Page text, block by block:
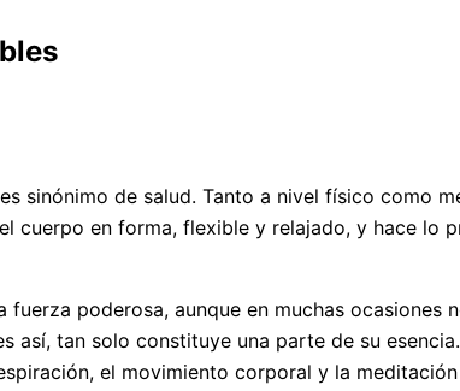
sinónimo de salud. Tanto a nivel físico como
cuerpo en forma, flexible y relajado, y hace
fuerza poderosa, aunque en muchas
así, tan solo constituye una parte de su
el movimiento corporal y la